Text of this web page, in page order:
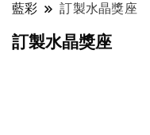
藍彩
訂製水晶獎座
訂製水晶獎座